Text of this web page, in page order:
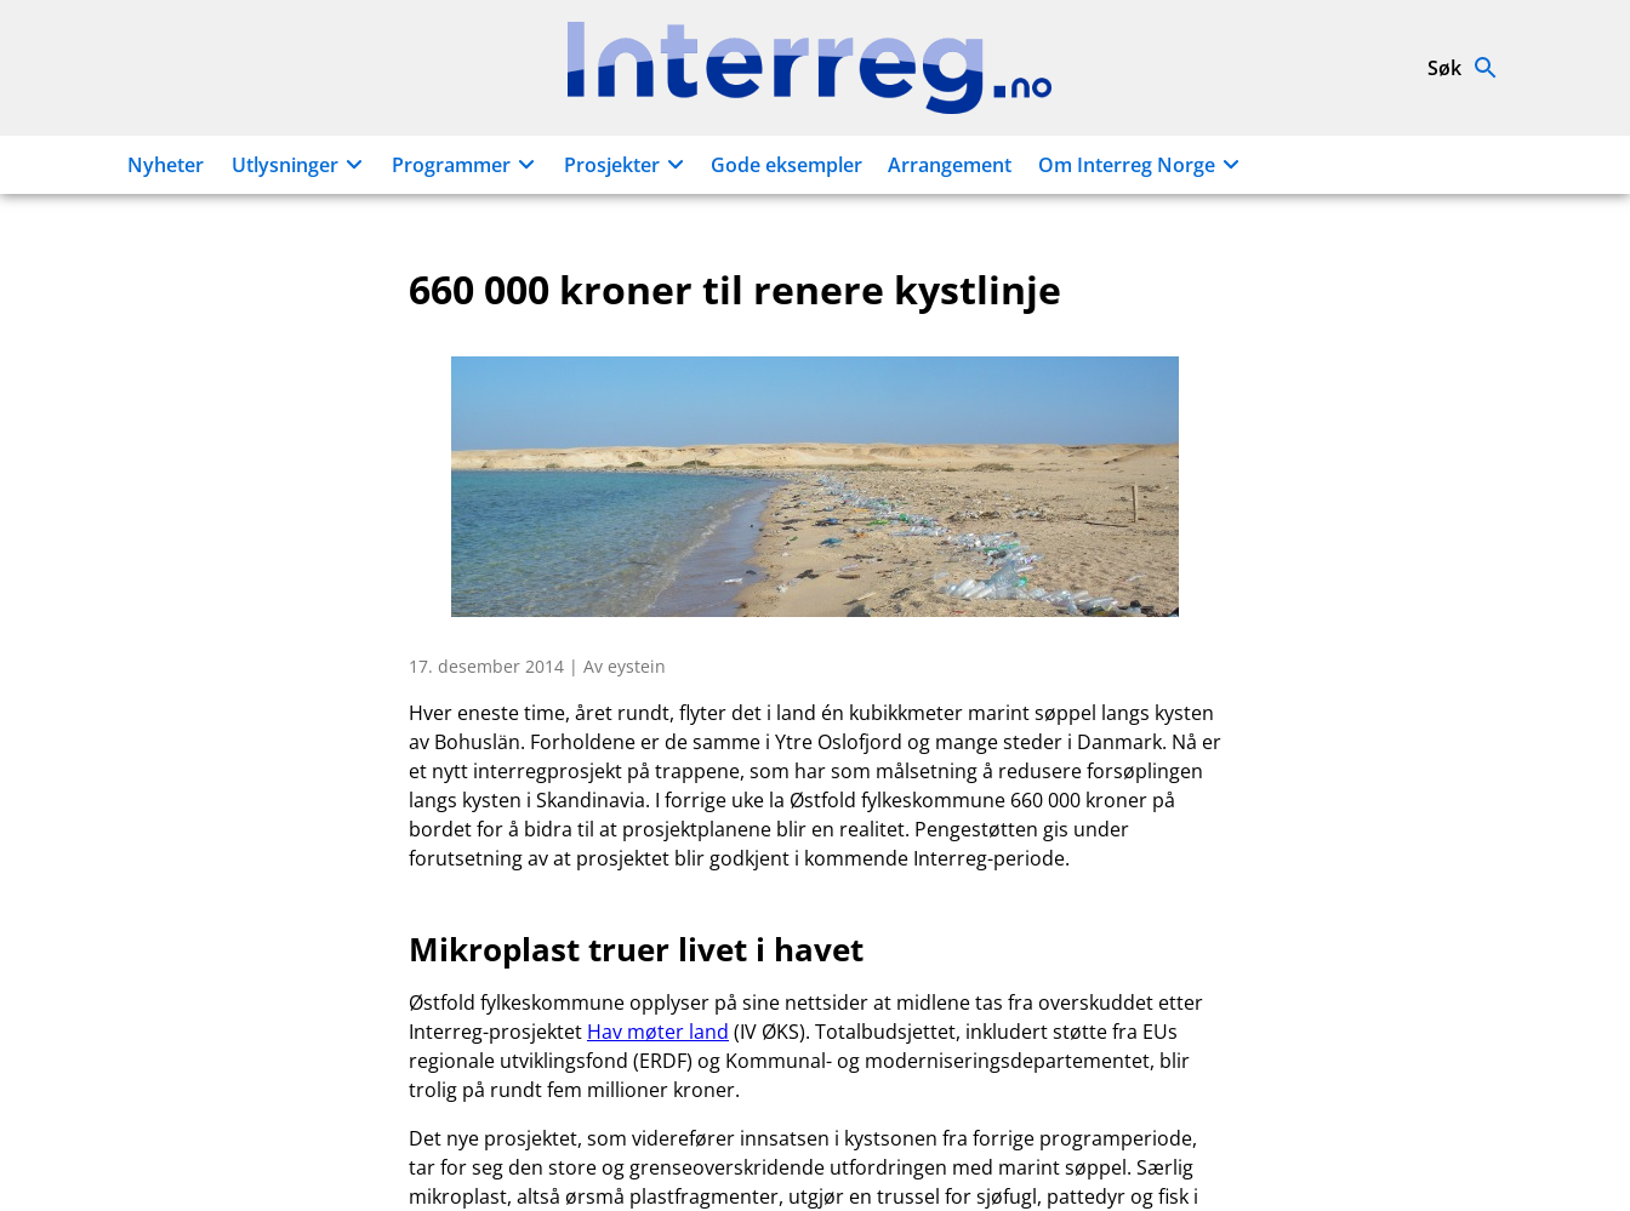
Interreg.no Søk
Nyheter Utlysninger Programmer Prosjekter Gode eksempler Arrangement Om Interreg Norge
660 000 kroner til renere kystlinje
17. desember 2014 | Av eystein
Hver eneste time, året rundt, flyter det i land én kubikkmeter marint søppel langs kysten
av Bohuslän. Forholdene er de samme i Ytre Oslofjord og mange steder i Danmark. Nå er
et nytt interregprosjekt på trappene, som har som målsetning å redusere forsøplingen
langs kysten i Skandinavia. I forrige uke la Østfold fylkeskommune 660 000 kroner på
bordet for å bidra til at prosjektplanene blir en realitet. Pengestøtten gis under
forutsetning av at prosjektet blir godkjent i kommende Interreg-periode.
Mikroplast truer livet i havet
Østfold fylkeskommune opplyser på sine nettsider at midlene tas fra overskuddet etter
Interreg-prosjektet Hav møter land (IV ØKS). Totalbudsjettet, inkludert støtte fra EUs
regionale utviklingsfond (ERDF) og Kommunal- og moderniseringsdepartementet, blir
trolig på rundt fem millioner kroner.
Det nye prosjektet, som viderefører innsatsen i kystsonen fra forrige programperiode,
tar for seg den store og grenseoverskridende utfordringen med marint søppel. Særlig
mikroplast, altså ørsmå plastfragmenter, utgjør en trussel for sjøfugl, pattedyr og fisk i